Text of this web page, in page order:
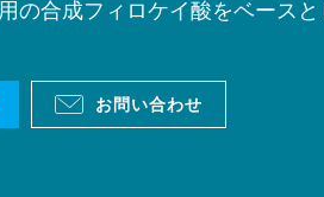
鋳造および耐火
ホームケアおよび業務・工業用
の合成フィロケイ酸をベース
お問い合わせ